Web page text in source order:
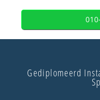
Gediplomeerd